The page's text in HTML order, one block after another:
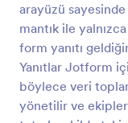
arayüzü
mantık ile
form yanıtı
Yanıtlar Jotform
böylece veri
yönetilir ve
Masaj
Masaj Terapisi
terapist ve